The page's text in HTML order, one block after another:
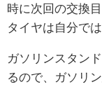
時に次回の交換
タイヤは自分で
ガソリンスタン
るので、ガソリ